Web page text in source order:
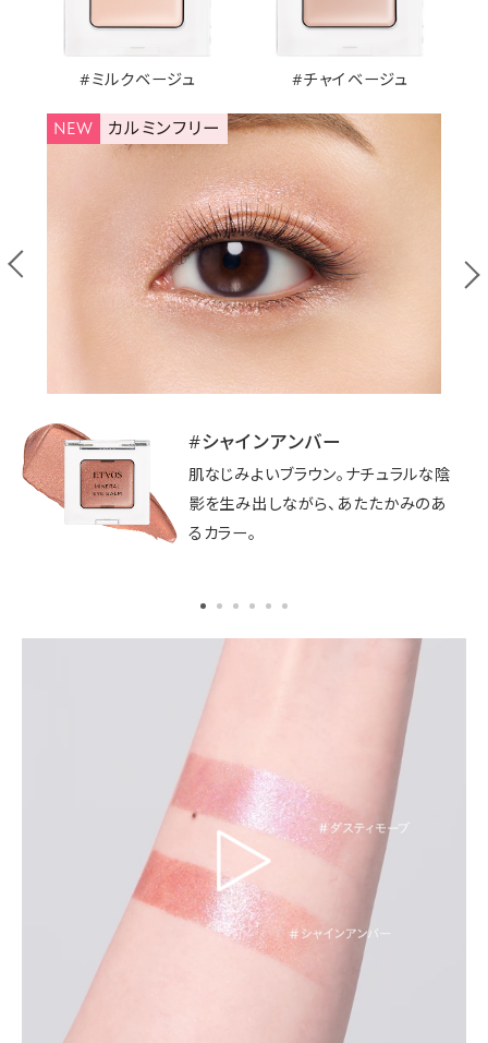
#ミルクベージュ #チャイベージュ
NEW カルミンフリー
#シャインアンバー
肌なじみよいブラウン。ナチュラルな陰
影を生み出しながら、あたたかみのあ
るカラー。
#ダスティモーブ
くすみニュアンスを含んだ、落ち着きの
あるピンク。甘さをおさえながら、上品
な印象のカラー。
#ピンクフィズ
上品な愛らしさを引きだす大人のピン
クベージュ。スキントーンになじむヌー
ディカラーと繊細なきらめきの、洗練さ
#シャンパンアイボリー
ミルキーな明るさをもたらすシャンパ
ンゴールド。スキントーンになじむヌー
ディカラーと繊細なきらめきの、洗練さ
#ローズクォーツ
宝石のようにきらめき溢れるクリスタ
ルピンク。スキントーンになじむヌーデ
ィカラーと繊細なきらめきの、洗練され
#サーモンベージュ
ぬくもりを感じるペールトーンのオレン
ジベージュ。スキントーンになじむヌー
ディカラーと繊細なきらめきの、洗練さ